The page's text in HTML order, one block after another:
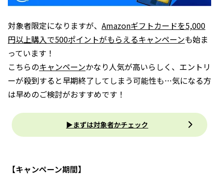
対象者限定になりますが、 Amazonギフトカードを5,000
円以上購入で500ポイントがもらえるキャンペーンも始ま
っています！
こちらのキャンペーンかなり人気が高いらしく、エントリ
ーが殺到すると早期終了してしまう可能性も…気になる方
は早めのご検討がおすすめです！
▶まずは対象者かチェック
【キャンペーン期間】